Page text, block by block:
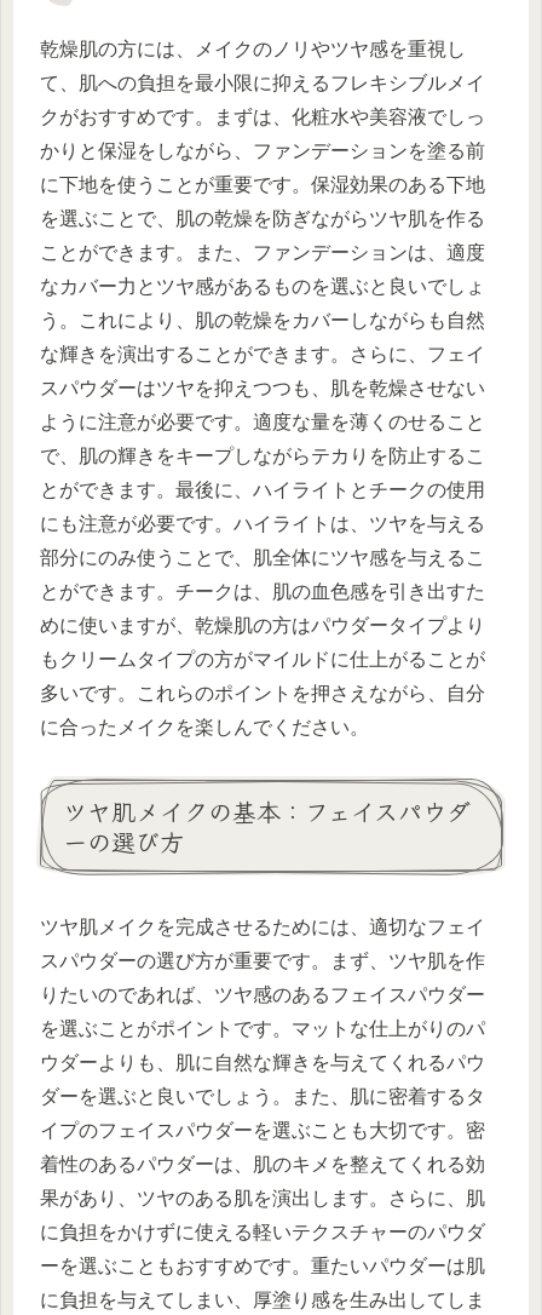
乾燥肌の方には、メイクのノリやツヤ感を重視し
て、肌への負担を最小限に抑えるフレキシブルメイ
クがおすすめです。まずは、化粧水や美容液でしっ
かりと保湿をしながら、ファンデーションを塗る前
に下地を使うことが重要です。保湿効果のある下地
を選ぶことで、肌の乾燥を防ぎながらツヤ肌を作る
ことができます。また、ファンデーションは、適度
なカバー力とツヤ感があるものを選ぶと良いでしょ
う。これにより、肌の乾燥をカバーしながらも自然
な輝きを演出することができます。さらに、フェイ
スパウダーはツヤを抑えつつも、肌を乾燥させない
ように注意が必要です。適度な量を薄くのせること
で、肌の輝きをキープしながらテカりを防止するこ
とができます。最後に、ハイライトとチークの使用
にも注意が必要です。ハイライトは、ツヤを与える
部分にのみ使うことで、肌全体にツヤ感を与えるこ
とができます。チークは、肌の血色感を引き出すた
めに使いますが、乾燥肌の方はパウダータイプより
もクリームタイプの方がマイルドに仕上がることが
多いです。これらのポイントを押さえながら、自分
に合ったメイクを楽しんでください。
ツヤ肌メイクの基本：フェイスパウダ
ーの選び方
ツヤ肌メイクを完成させるためには、適切なフェイ
スパウダーの選び方が重要です。まず、ツヤ肌を作
りたいのであれば、ツヤ感のあるフェイスパウダー
を選ぶことがポイントです。マットな仕上がりのパ
ウダーよりも、肌に自然な輝きを与えてくれるパウ
ダーを選ぶと良いでしょう。また、肌に密着するタ
イプのフェイスパウダーを選ぶことも大切です。密
着性のあるパウダーは、肌のキメを整えてくれる効
果があり、ツヤのある肌を演出します。さらに、肌
に負担をかけずに使える軽いテクスチャーのパウダ
ーを選ぶこともおすすめです。重たいパウダーは肌
に負担を与えてしまい、厚塗り感を生み出してしま